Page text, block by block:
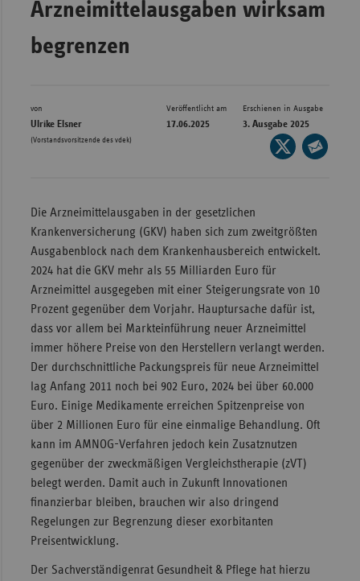
Hessen
Arzneimittelausgaben wirksam
begrenzen
von
Ulrike Elsner
(Vorstandsvorsitzende des vdek)
Veröffentlicht am
17.06.2025
Erschienen in Ausgabe
3. Ausgabe 2025
Seite
auf
teilen
Die Arzneimittelausgaben in der gesetzlichen
Krankenversicherung (GKV) haben sich zum zweitgrößten
Ausgabenblock nach dem Krankenhausbereich entwickelt.
2024 hat die GKV mehr als 55 Milliarden Euro für
Arzneimittel ausgegeben mit einer Steigerungsrate von 10
Prozent gegenüber dem Vorjahr. Hauptursache dafür ist,
dass vor allem bei Markteinführung neuer Arzneimittel
immer höhere Preise von den Herstellern verlangt werden.
Der durchschnittliche Packungspreis für neue Arzneimittel
lag Anfang 2011 noch bei 902 Euro, 2024 bei über 60.000
Euro. Einige Medikamente erreichen Spitzenpreise von
über 2 Millionen Euro für eine einmalige Behandlung. Oft
kann im AMNOG-Verfahren jedoch kein Zusatznutzen
gegenüber der zweckmäßigen Vergleichstherapie (zVT)
belegt werden. Damit auch in Zukunft Innovationen
finanzierbar bleiben, brauchen wir also dringend
Regelungen zur Begrenzung dieser exorbitanten
Preisentwicklung.
Der Sachverständigenrat Gesundheit & Pflege hat hierzu